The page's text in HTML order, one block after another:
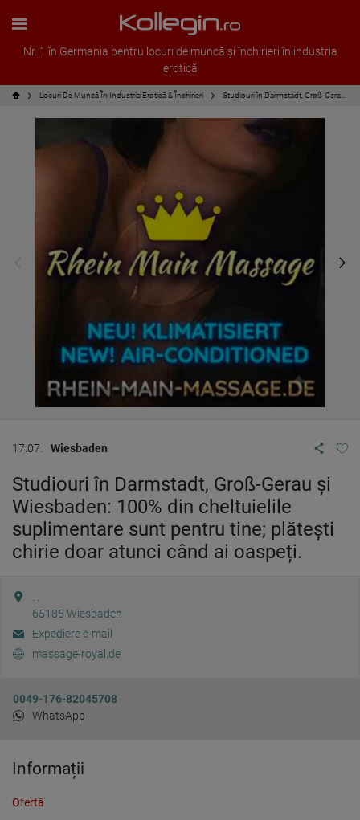
Nr. 1 în Germania pentru locuri de muncă și închirieri în industria
erotică
Locuri De Muncă În Industria Erotică & Închirieri
17.07. Wiesbaden
Studiouri în Darmstadt, Groß-Gerau și
Wiesbaden: 100% din cheltuielile
suplimentare sunt pentru tine; plătești
chirie doar atunci când ai oaspeți.
65185 Wiesbaden
Expediere e-mail
massage-royal.de
0049-176-82045708
WhatsApp
Informații
Ofertă